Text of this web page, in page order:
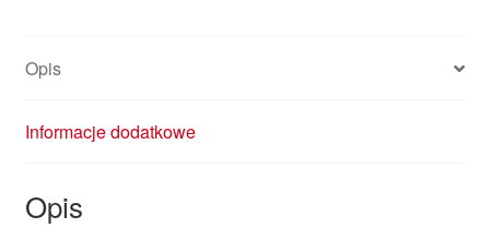
Opis
Informacje dodatkowe
Opis